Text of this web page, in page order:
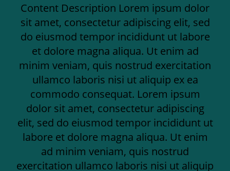
Content Description Lorem ipsum dolor
sit amet, consectetur adipiscing elit, sed
do eiusmod tempor incididunt ut labore
et dolore magna aliqua. Ut enim ad
minim veniam, quis nostrud exercitation
ullamco laboris nisi ut aliquip ex ea
commodo consequat. Lorem ipsum
dolor sit amet, consectetur adipiscing
elit, sed do eiusmod tempor incididunt ut
labore et dolore magna aliqua. Ut enim
ad minim veniam, quis nostrud
exercitation ullamco laboris nisi ut aliquip